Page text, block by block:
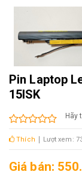
Pin Laptop
15ISK
Hãy
Thích Lượt xem:
Giá bán: